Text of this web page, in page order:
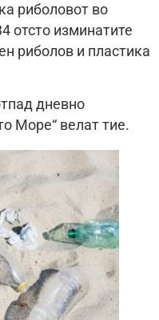
риболовот во
отсто изминатите
риболов и пластика
дневно
Море“ велат тие.